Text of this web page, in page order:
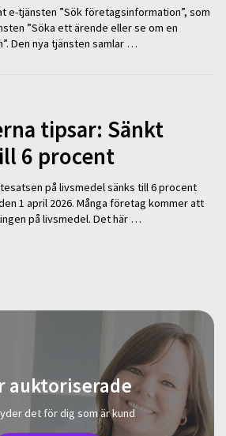
e-tjänsten ”Sök företagsinformation”, som
”Söka ett ärende eller se om en
Den nya tjänsten samlar …
tipsar: Sänkt
6 procent
på livsmedel sänks till 6 procent
1 april 2026. Många företag kommer att
på livsmedel. Det här …
auktoriserade
det för dig som är kund